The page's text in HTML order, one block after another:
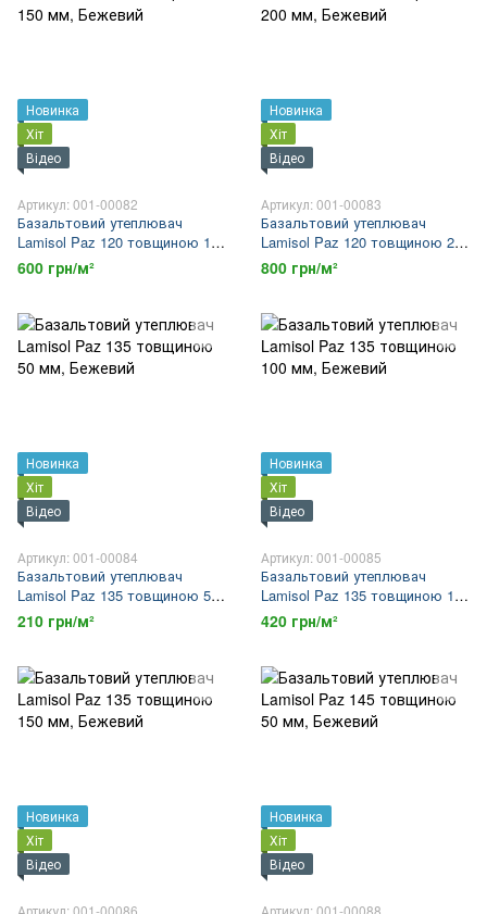
Новинка
Хіт
Відео
Артикул: 001-00082
Базальтовий утеплювач
Lamisol Paz 120 товщиною 150
мм
600 грн/м²
Новинка
Хіт
Відео
Артикул: 001-00083
Базальтовий утеплювач
Lamisol Paz 120 товщиною 200
мм
800 грн/м²
Новинка
Хіт
Відео
Артикул: 001-00084
Базальтовий утеплювач
Lamisol Paz 135 товщиною 50
мм
210 грн/м²
Новинка
Хіт
Відео
Артикул: 001-00085
Базальтовий утеплювач
Lamisol Paz 135 товщиною 100
мм
420 грн/м²
Новинка
Хіт
Відео
Артикул: 001-00086
Новинка
Хіт
Відео
Артикул: 001-00088